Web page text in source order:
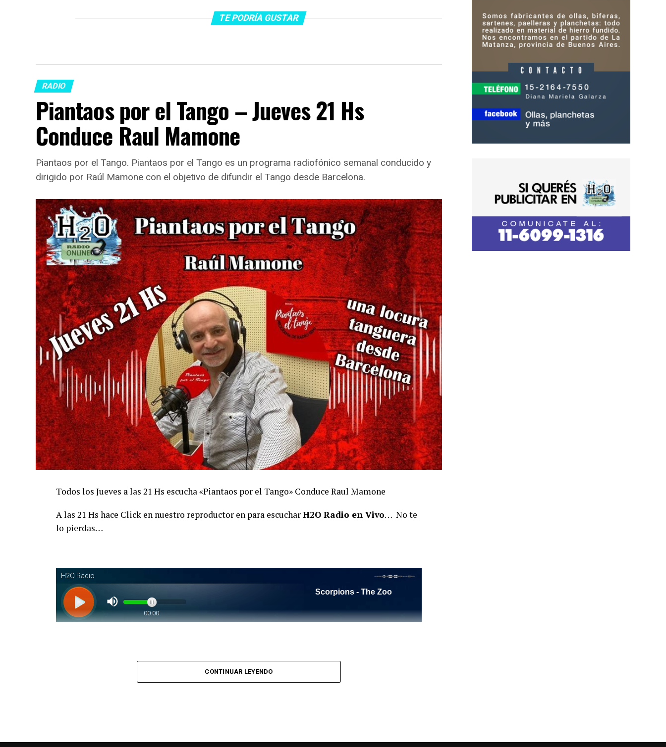
TE PODRÍA GUSTAR
RADIO
Piantaos por el Tango – Jueves 21 Hs
Conduce Raul Mamone
Piantaos por el Tango. Piantaos por el Tango es un programa radiofónico semanal conducido y
dirigido por Raúl Mamone con el objetivo de difundir el Tango desde Barcelona.
Todos los Jueves a las 21 Hs escucha «Piantaos por el Tango» Conduce Raul Mamone
A las 21 Hs hace Click en nuestro reproductor en para escucharH2O Radio en Vivo… No te
lo pierdas…
Piantaos por el Tango
. Piantaos por el Tango es un programa radiofónico semanal
conducido y dirigido por Raúl Mamone con el objetivo de difundir el Tango desde Barcelona.
CONTINUAR LEYENDO